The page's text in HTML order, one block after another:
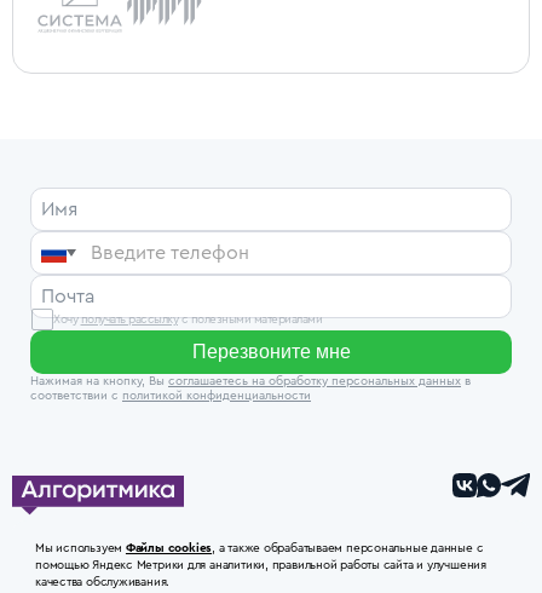
🇷🇺
Хочу получать рассылку с полезными материалами
Перезвоните мне
Нажимая на кнопку, Вы соглашаетесь на обработку персональных данных в
соответствии с политикой конфиденциальности
конфиденциальности
Договор оферты
Сведения об образовательной
Мы используем Файлы cookies, а также обрабатываем персональные данные с
помощью Яндекс Метрики для аналитики, правильной работы сайта и улучшения
качества обслуживания.